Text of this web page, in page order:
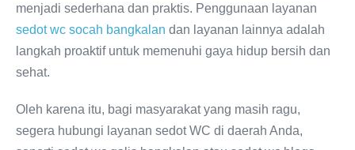
menjadi sederhana dan praktis. Penggunaan layanan
sedot wc socah bangkalan dan layanan lainnya adalah
langkah proaktif untuk memenuhi gaya hidup bersih dan
sehat.
Oleh karena itu, bagi masyarakat yang masih ragu,
segera hubungi layanan sedot WC di daerah Anda,